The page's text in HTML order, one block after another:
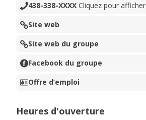
438-338-XXXX Cliquez pour afficher
Site web
Site web du groupe
Facebook du groupe
Offre d’emploi
Heures d'ouverture